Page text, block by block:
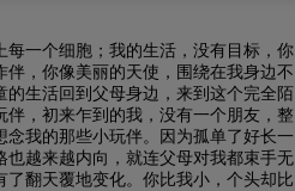
一个细胞；我的生活，没有目标，你
，你像美丽的天使，围绕在我身边不
生活回到父母身边，来到这个完全陌
，初来乍到的我，没有一个朋友，整
我的那些小玩伴。因为孤单了好长一
越来越内向，就连父母对我都束手无
翻天覆地变化。你比我小，个头却比